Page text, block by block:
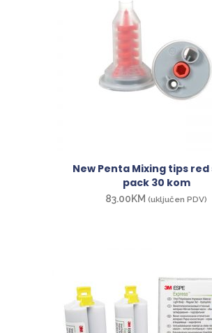
New Penta Mixing tips
pack 30 kom
83.00KM (uključen PDV)